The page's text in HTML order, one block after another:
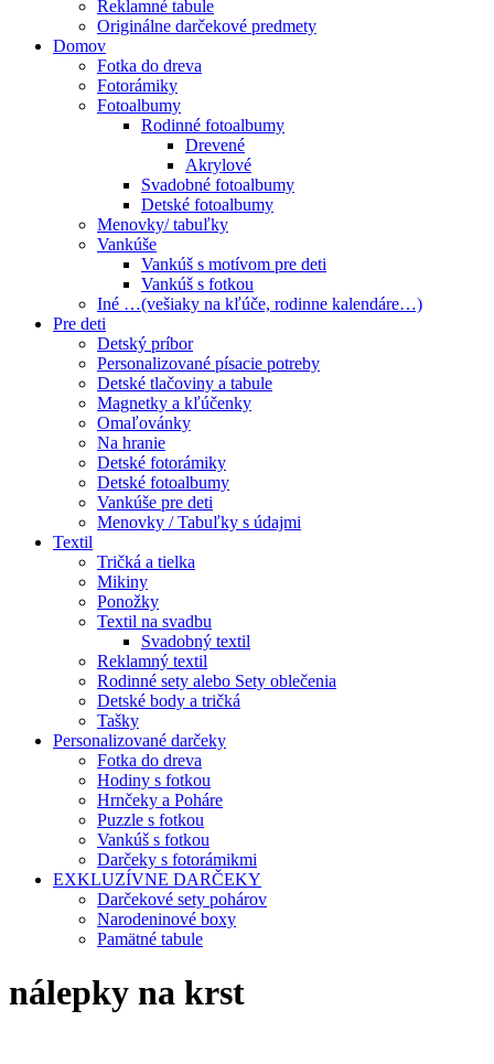
Reklamné tabule
Originálne darčekové predmety
Domov
Fotka do dreva
Fotorámiky
Fotoalbumy
Rodinné fotoalbumy
Drevené
Akrylové
Svadobné fotoalbumy
Detské fotoalbumy
Menovky/ tabuľky
Vankúše
Vankúš s motívom pre deti
Vankúš s fotkou
Iné …(vešiaky na kľúče, rodinne kalendáre…)
Pre deti
Detský príbor
Personalizované písacie potreby
Detské tlačoviny a tabule
Magnetky a kľúčenky
Omaľovánky
Na hranie
Detské fotorámiky
Detské fotoalbumy
Vankúše pre deti
Menovky / Tabuľky s údajmi
Textil
Tričká a tielka
Mikiny
Ponožky
Textil na svadbu
Svadobný textil
Reklamný textil
Rodinné sety alebo Sety oblečenia
Detské body a tričká
Tašky
Personalizované darčeky
Fotka do dreva
Hodiny s fotkou
Hrnčeky a Poháre
Puzzle s fotkou
Vankúš s fotkou
Darčeky s fotorámikmi
EXKLUZÍVNE DARČEKY
Darčekové sety pohárov
Narodeninové boxy
Pamätné tabule
nálepky na krst